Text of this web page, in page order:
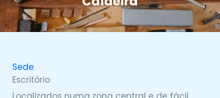
Sede
Escritório